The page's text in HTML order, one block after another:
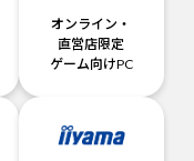
オンライン・
直営店限定
ゲーム向けPC